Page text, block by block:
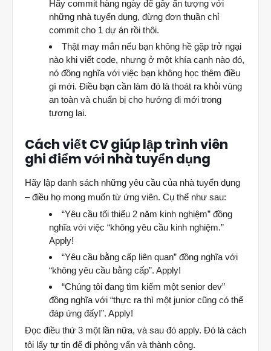
Hãy commit hàng ngày để gây ấn tượng với
những nhà tuyển dụng, đừng đơn thuần chỉ
commit cho 1 dự án rồi thôi.
Thật may mắn nếu bạn không hề gặp trở ngại
nào khi viết code, nhưng ở một khía cạnh nào đó,
nó đồng nghĩa với việc bạn không học thêm điều
gì mới. Điều bạn cần làm đó là thoát ra khỏi vùng
an toàn và chuẩn bị cho hướng đi mới trong
tương lai.
Cách viết CV giúp lập trình viên
ghi điểm với nhà tuyển dụng
Hãy lập danh sách những yêu cầu của nhà tuyển dụng
– điều họ mong muốn từ ứng viên. Cụ thể như sau:
“Yêu cầu tối thiểu 2 năm kinh nghiệm” đồng
nghĩa với việc “không yêu cầu kinh nghiệm.”
Apply!
“Yêu cầu bằng cấp liên quan” đồng nghĩa với
“không yêu cầu bằng cấp”. Apply!
“Chúng tôi đang tìm kiếm một senior dev”
đồng nghĩa với “thực ra thì một junior cũng có thể
đáp ứng đấy!”. Apply!
Đọc điều thứ 3 một lần nữa, và sau đó apply. Đó là cách
tôi lấy tự tin để đi phỏng vấn và thành công.